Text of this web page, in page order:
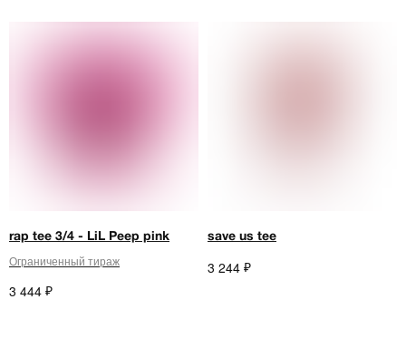
rap tee 3/4 - LiL Peep pink
Ограниченный тираж
3 444 ₽
save us tee
3 244 ₽